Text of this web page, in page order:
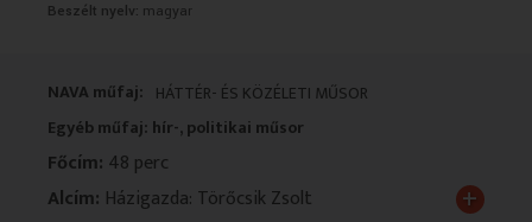
Beszélt nyelv: magyar
NAVA műfaj: HÁTTÉR- ÉS KÖZÉLETI MŰSOR
Egyéb műfaj: hír-, politikai műsor
Főcím: 48 perc
Alcím: Házigazda: Törőcsik Zsolt +